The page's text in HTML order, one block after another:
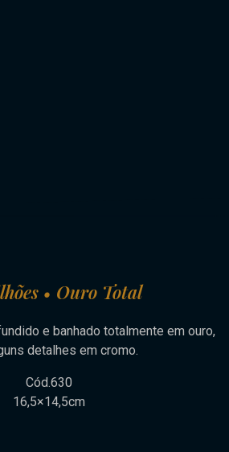
• Ouro Total
e banhado totalmente em ouro,
detalhes em cromo.
Cód.630
16,5×14,5cm